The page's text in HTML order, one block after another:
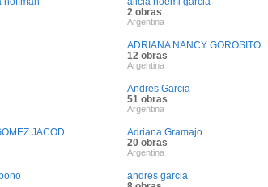
2 obras
Argentina
ADRIANA NANCY GOROSITO
12 obras
Argentina
Andres Garcia
51 obras
Argentina
JACOD
Adriana Gramajo
20 obras
Argentina
andres garcia